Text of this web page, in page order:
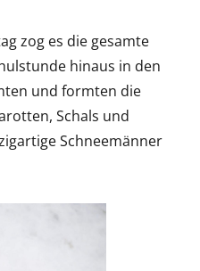
zog es die gesamte
hinaus in den
und formten die
Schals und
Schneemänner